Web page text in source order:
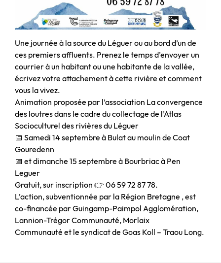
Une journée à la source du Léguer ou au bord d’un de
ces premiers affluents. Prenez le temps d’envoyer un
courrier à un habitant ou une habitante de la vallée,
écrivez votre attachement à cette rivière et comment
vous la vivez.
Animation proposée par l’association La convergence
des loutres dans le cadre du collectage de l’Atlas
Socioculturel des rivières du Léguer
📅 Samedi 14 septembre à Bulat au moulin de Coat
Gouredenn
📅 et dimanche 15 septembre à Bourbriac à Pen
Leguer
Gratuit, sur inscription 👉 06 59 72 87 78.
L’action, subventionnée par la Région Bretagne , est
co-financée par Guingamp-Paimpol Agglomération,
Lannion-Trégor Communauté, Morlaix
Communauté et le syndicat de Goas Koll – Traou Long.